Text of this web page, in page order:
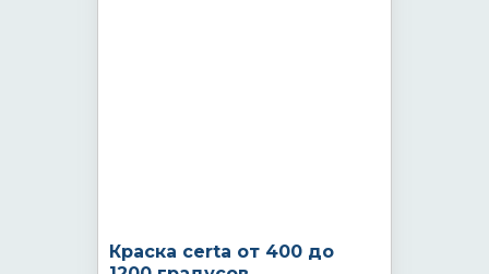
Краска certa от 400 до